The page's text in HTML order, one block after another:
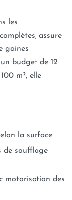
les
assure
gaines
budget de 12
m², elle
la surface
de soufflage
motorisation des